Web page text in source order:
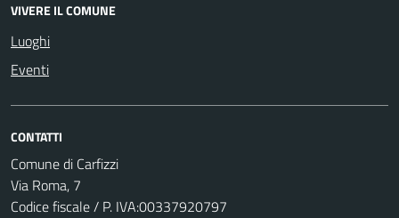
VIVERE IL COMUNE
Luoghi
Eventi
CONTATTI
Comune di Carfizzi
Via Roma, 7
Codice fiscale / P. IVA:00337920797